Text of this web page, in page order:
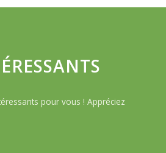
pour vous ! Appréciez